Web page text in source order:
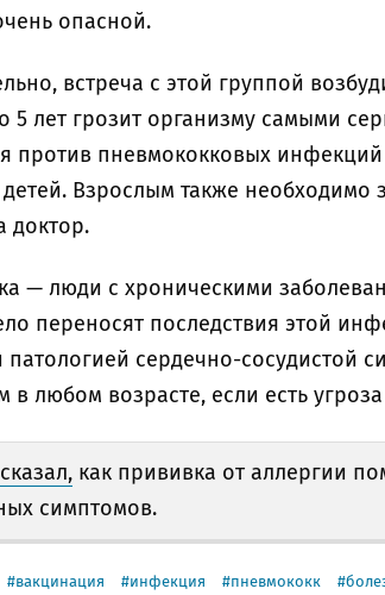
опасной.
встреча с этой группой
5 лет грозит организму самыми
против пневмококковых
детей. Взрослым также необходимо
доктор.
— люди с хроническими
переносят последствия этой
патологией сердечно-сосудистой
в любом возрасте, если есть
как прививка от аллергии
симптомов.
вакцинация инфекция пневмококк